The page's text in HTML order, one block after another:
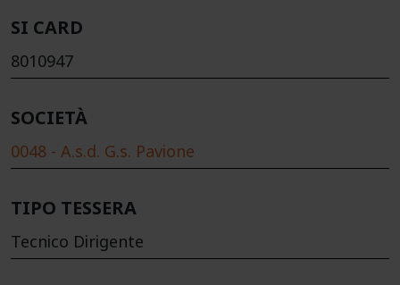
SI CARD
8010947
SOCIETÀ
0048 - A.s.d. G.s. Pavione
TIPO TESSERA
Tecnico Dirigente